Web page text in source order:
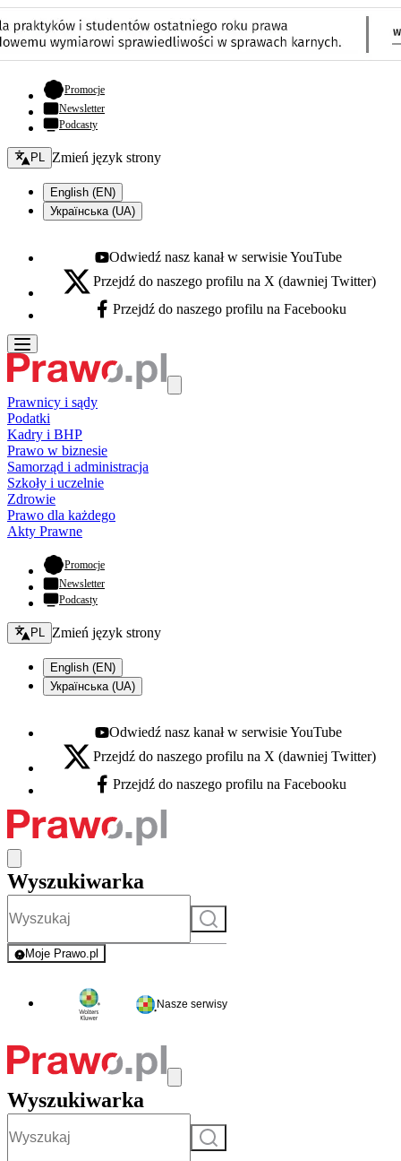
Promocje- otwiera się w nowej karcie
Newsletter
Podcasty
Zmień język - bieżący:
PL Zmień język strony
English (EN)
Українська (UA)
Youtube - otwiera się w nowej karcie
Odwiedź nasz kanał w serwisie YouTube
X - otwiera się w nowej karcie
Przejdź do naszego profilu na X (dawniej Twitter)
Facebook - otwiera się w nowej karcie
Przejdź do naszego profilu na Facebooku
Prawnicy i sądy
Podatki
Kadry i BHP
Prawo w biznesie
Samorząd i administracja
Szkoły i uczelnie
Zdrowie
Prawo dla każdego
Akty Prawne
Promocje- otwiera się w nowej karcie
Newsletter
Podcasty
Zmień język - bieżący:
PL Zmień język strony
English (EN)
Українська (UA)
Youtube - otwiera się w nowej karcie
Odwiedź nasz kanał w serwisie YouTube
X - otwiera się w nowej karcie
Przejdź do naszego profilu na X (dawniej Twitter)
Facebook - otwiera się w nowej karcie
Przejdź do naszego profilu na Facebooku
Wyszukiwarka
Szukaj
Moje Prawo.pl
- rejestracja i logowanie do serwisu
Nasze serwisy
Wyszukiwarka
Szukaj